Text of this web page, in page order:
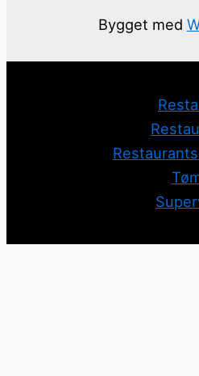
Bygget med